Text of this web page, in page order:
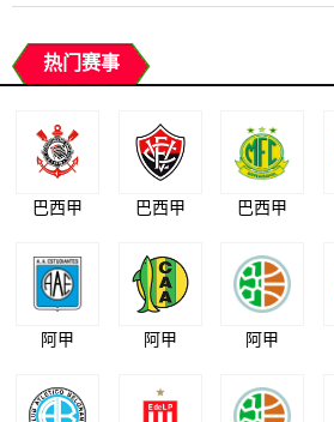
热门赛事
巴西甲 巴西甲 巴西甲
阿甲 阿甲 阿甲